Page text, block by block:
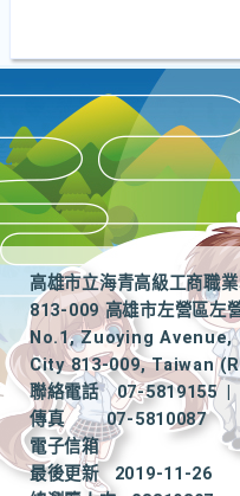
高雄市立海青高級工商職
813-009 高雄市左營區左
No.1, Zuoying
City 813-009, Taiwan
聯絡電話
07-5819155
|
傳真
07-5810087
電子信箱
最後更新
2019-11-26